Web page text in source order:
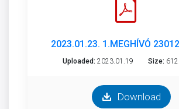
2023.01.23. 1.MEGHÍVÓ
Uploaded: 2023.01.19 Size:
Download